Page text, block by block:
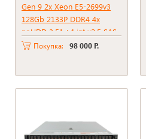
Gen 9 2x Xeon E5-2699v3
128Gb 2133P DDR4 4x
noHDD 3.5" +4 int x2.5 SAS
RAID p440ar, 2048Mb 2xPSU
Покупка: 98 000 Р.